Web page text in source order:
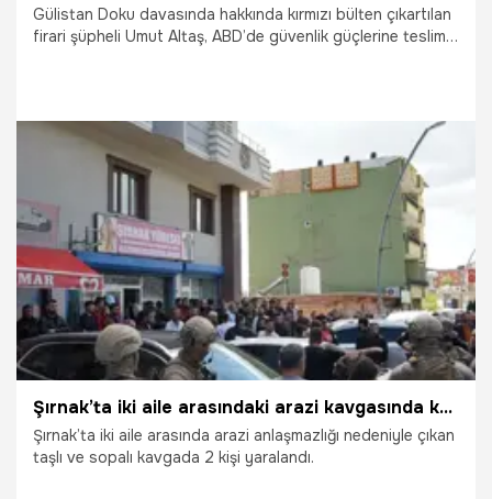
Gülistan Doku davasında hakkında kırmızı bülten çıkartılan
firari şüpheli Umut Altaş, ABD’de güvenlik güçlerine teslim
22.05.2026
Şırnak’ta iki aile arasındaki arazi kavgasında kan aktı
Şırnak’ta iki aile arasında arazi anlaşmazlığı nedeniyle çıkan
taşlı ve sopalı kavgada 2 kişi yaralandı.